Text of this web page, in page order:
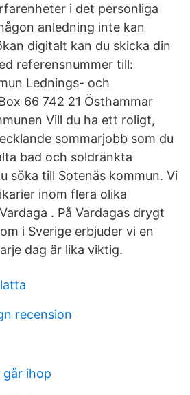
i det personliga
anledning inte kan
digitalt kan du skicka din
referensnummer till:
Lednings- och
66 742 21 Östhammar
Vill du ha ett roligt,
sommarjobb som du
bad och soldränkta
söka till Sotenäs kommun. Vi
inom flera olika
. På Vardagas drygt
i Sverige erbjuder vi en
dag är lika viktig.
recension
ihop